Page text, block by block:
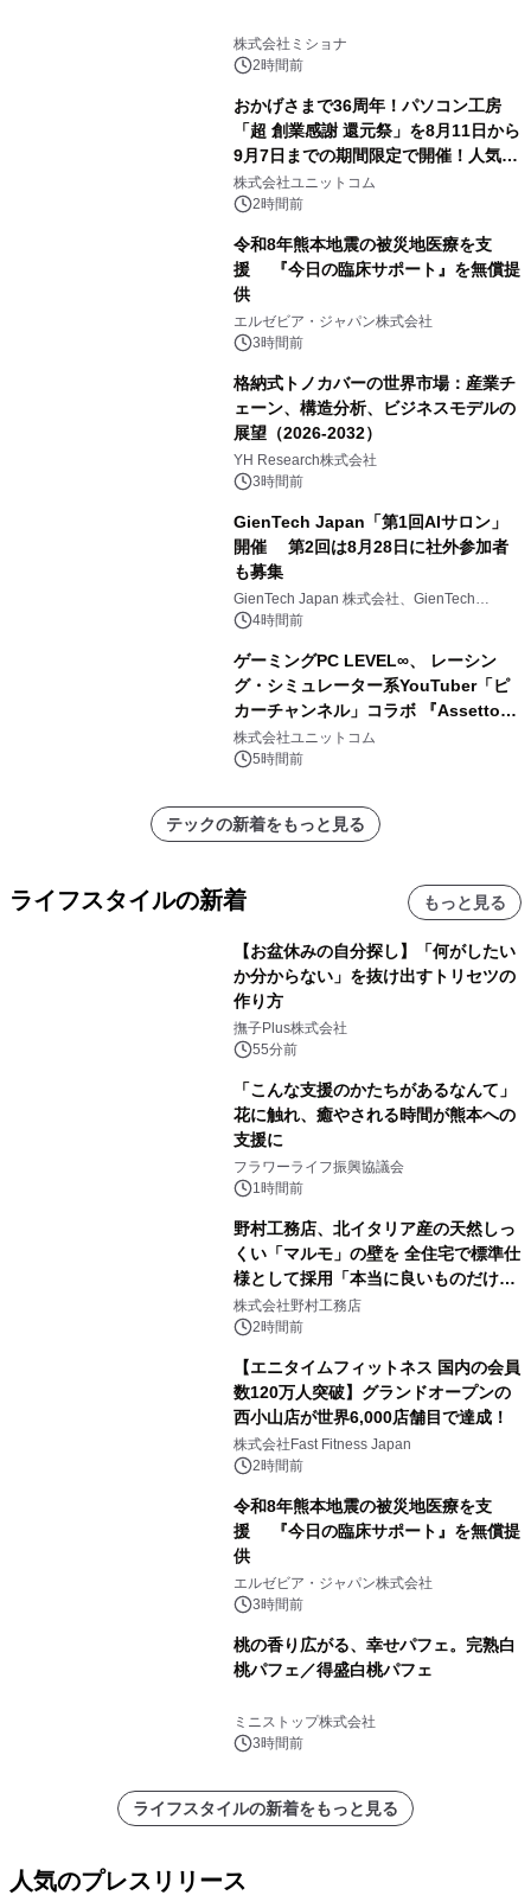
株式会社ミショナ
2時間前
おかげさまで36周年！パソコン工房
「超 創業感謝 還元祭」を8月11日から
9月7日までの期間限定で開催！人気の
ゲーミングPCや高性能ノートPCなど
対象iiyama PCのご購入で最大3万円分
株式会社ユニットコム
2時間前
令和8年熊本地震の被災地医療を支
援 『今日の臨床サポート』を無償提
供
エルゼビア・ジャパン株式会社
3時間前
格納式トノカバーの世界市場：産業チ
ェーン、構造分析、ビジネスモデルの
展望（2026-2032）
YH Research株式会社
3時間前
GienTech Japan「第1回AIサロン」
開催 第2回は8月28日に社外参加者
も募集
GienTech Japan 株式会社、GienTech
Consulting Japan 株式会社
4時間前
ゲーミングPC LEVEL∞、 レーシン
グ・シミュレーター系YouTuber「ピ
カーチャンネル」コラボ 『Assetto
Corsa EVO』推奨パソコン販売中
株式会社ユニットコム
5時間前
テックの新着をもっと見る
ライフスタイルの新着 もっと見る
【お盆休みの自分探し】「何がしたい
か分からない」を抜け出すトリセツの
作り方
撫子Plus株式会社
55分前
「こんな支援のかたちがあるなんて」
花に触れ、癒やされる時間が熊本への
支援に
フラワーライフ振興協議会
1時間前
野村工務店、北イタリア産の天然しっ
くい「マルモ」の壁を 全住宅で標準仕
様として採用「本当に良いものだけに
こだわる」
株式会社野村工務店
2時間前
【エニタイムフィットネス 国内の会員
数120万人突破】グランドオープンの
西小山店が世界6,000店舗目で達成！
株式会社Fast Fitness Japan
2時間前
令和8年熊本地震の被災地医療を支
援 『今日の臨床サポート』を無償提
供
エルゼビア・ジャパン株式会社
3時間前
桃の香り広がる、幸せパフェ。完熟白
桃パフェ／得盛白桃パフェ
ミニストップ株式会社
3時間前
ライフスタイルの新着をもっと見る
人気のプレスリリース